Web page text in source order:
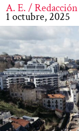
A. E. / Redacción
1 octubre, 2025